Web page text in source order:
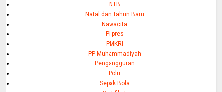
NTB
Natal dan Tahun Baru
Nawacita
PIlpres
PMKRI
PP Muhammadiyah
Pengangguran
Polri
Sepak Bola